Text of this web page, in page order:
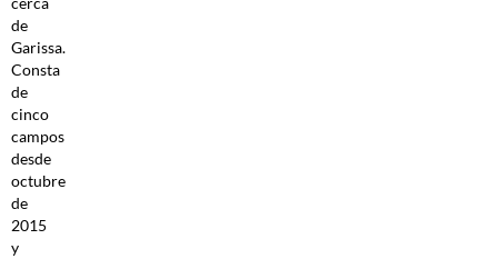
de
Garissa.
Consta
de
cinco
campos
desde
octubre
de
2015
y